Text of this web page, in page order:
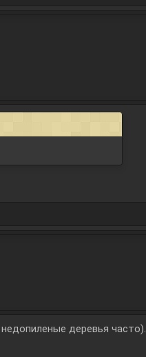
деревья часто).